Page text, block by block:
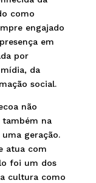
como
engajado
em
por
da
social.
não
também na
geração.
atua com
foi um dos
cultura como